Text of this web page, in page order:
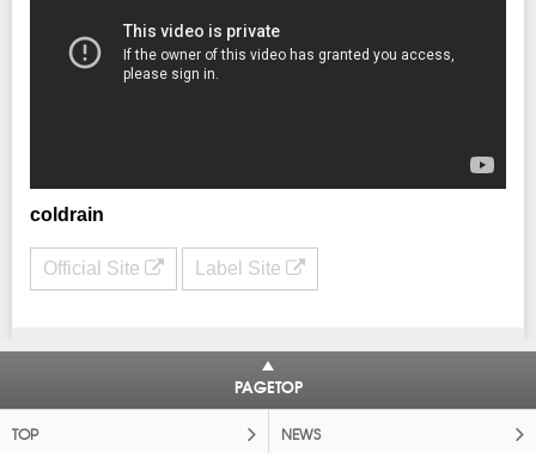
coldrain
Official Site Label Site
PAGETOP
TOP NEWS